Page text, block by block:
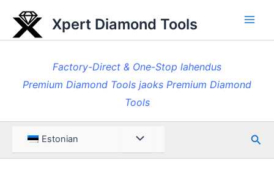
content
Xpert Diamond Tools
Factory-Direct & One-Stop lahendus
Premium Diamond Tools jaoks Premium Diamond
Tools
Estonian Menüü Otsi